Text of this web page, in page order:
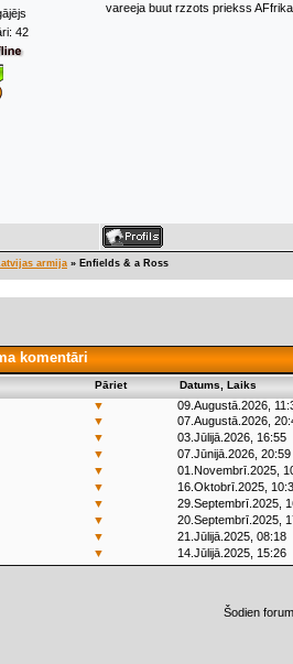
42
vareeja buut rzzots priekss
armija » Enfields & a Ross
komentāri
Pāriet Datums, Laiks
▼
09.Augustā.2026,
▼
07.Augustā.2026,
▼
03.Jūlijā.2026, 16:55
▼
07.Jūnijā.2026, 20:59
▼
01.Novembrī.2025,
▼
16.Oktobrī.2025,
▼
29.Septembrī.2025,
▼
20.Septembrī.2025,
▼
21.Jūlijā.2025, 08:18
▼ 14.Jūlijā.2025, 15:26
Šodien